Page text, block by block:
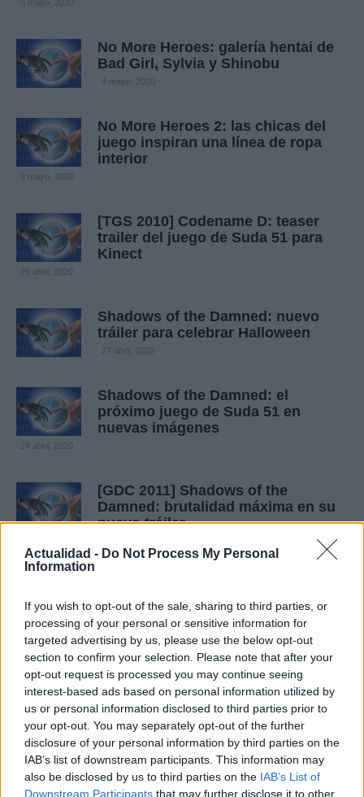
Actualidad - Do Not Process My Personal
Information
If you wish to opt-out of the sale, sharing to third parties, or
processing of your personal or sensitive information for
targeted advertising by us, please use the below opt-out
section to confirm your selection. Please note that after your
opt-out request is processed you may continue seeing
interest-based ads based on personal information utilized by
us or personal information disclosed to third parties prior to
your opt-out. You may separately opt-out of the further
disclosure of your personal information by third parties on the
IAB’s list of downstream participants. This information may
also be disclosed by us to third parties on the IAB’s List of
Downstream Participants that may further disclose it to other
5 mayo, 2020
No More Heroes: galería hentai de
Bad Girl, Sylvia y Shinobu
4 mayo, 2020
No More Heroes 2: las chicas del
juego inspiran una línea de ropa
interior
3 mayo, 2020
[TGS 2010] Codename D: teaser
trailer del juego de Suda 51 para
Kinect
29 abril, 2020
Shadows of the Damned: nuevo
tráiler para celebrar Halloween
27 abril, 2020
Shadows of the Damned: el
próximo juego de Suda 51 en
nuevas imágenes
24 abril, 2020
[GDC 2011] Shadows of the
Damned: brutalidad máxima en su
nuevo tráiler
espeluznantes artworks
23 abril, 2020
Shadows of the Damned: Mikami y
Suda se lo pasan bomba en el
primer diario de desarrollo
22 abril, 2020
Shadows of the Damned: "potencia
tu Johnson", nuevo tráiler
22 abril, 2020